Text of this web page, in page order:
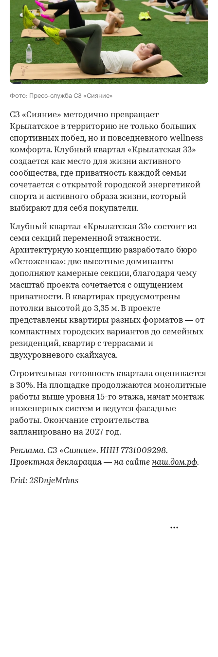
Фото: Пресс-служба СЗ «Сияние»
СЗ «Сияние» методично превращает
Крылатское в территорию не только больших
спортивных побед, но и повседневного wellness-
комфорта. Клубный квартал «Крылатская 33»
создается как место для жизни активного
сообщества, где приватность каждой семьи
сочетается с открытой городской энергетикой
спорта и активного образа жизни, который
выбирают для себя покупатели.
Клубный квартал «Крылатская 33» состоит из
семи секций переменной этажности.
Архитектурную концепцию разработало бюро
«Остоженка»: две высотные доминанты
дополняют камерные секции, благодаря чему
масштаб проекта сочетается с ощущением
приватности. В квартирах предусмотрены
потолки высотой до 3,35 м. В проекте
представлены квартиры разных форматов — от
компактных городских вариантов до семейных
резиденций, квартир с террасами и
двухуровневого скайхауса.
Строительная готовность квартала оценивается
в 30%. На площадке продолжаются монолитные
работы выше уровня 15-го этажа, начат монтаж
инженерных систем и ведутся фасадные
работы. Окончание строительства
запланировано на 2027 год.
Реклама. СЗ «Сияние». ИНН 7731009298.
Проектная декларация — на сайте наш.дом.рф.
Erid: 2SDnjeMrhns